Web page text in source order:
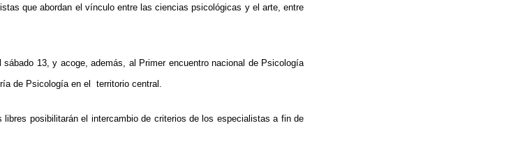
que abordan el vínculo entre las ciencias psicológicas y el arte, entre
13, y acoge, además, al Primer encuentro nacional de Psicología
de Psicología en el territorio central.
posibilitarán el intercambio de criterios de los especialistas a fin de